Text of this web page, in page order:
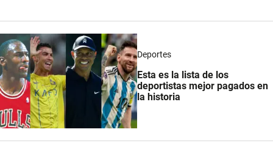
Deportes
Esta es la lista de los
deportistas mejor pagados en
la historia